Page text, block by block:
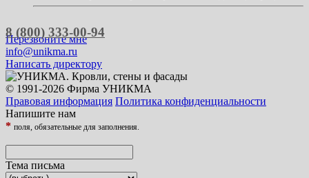
8 (800) 333-00-94
Перезвоните мне
info@unikma.ru
Написать директору
© 1991-2026 Фирма УНИКМА
Правовая информация Политика конфиденциальности
Напишите нам
* поля, обязательные для заполнения.
Тема письма